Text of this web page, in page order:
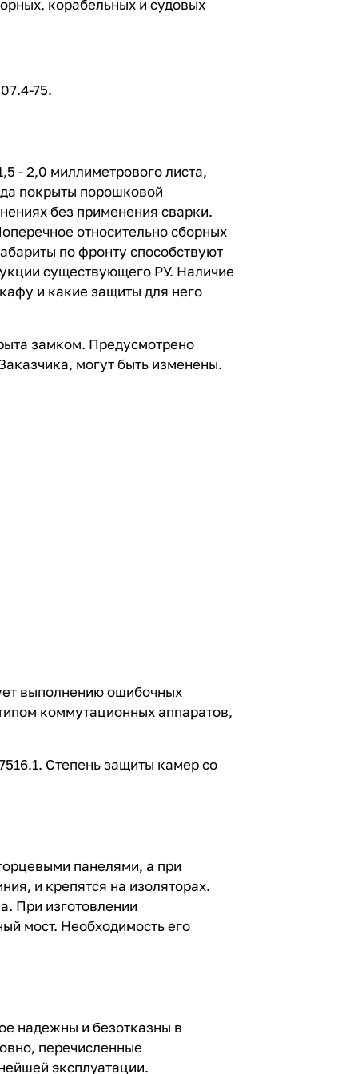
корабельных и судовых
75.
- 2,0 миллиметрового листа,
покрыты порошковой
без применения сварки.
относительно сборных
по фронту способствуют
существующего РУ. Наличие
и какие защиты для него
замком. Предусмотрено
могут быть изменены.
выполнению ошибочных
коммутационных аппаратов,
Степень защиты камер со
панелями, а при
и крепятся на изоляторах.
При изготовлении
мост. Необходимость его
надежны и безотказны в
перечисленные
эксплуатации.